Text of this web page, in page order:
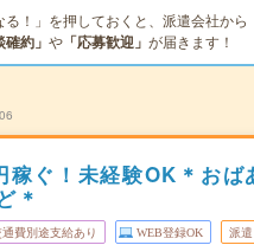
る！」を押しておくと、派遣会社から
確約」 や 「応募歓迎」 が届きます！
稼ぐ！未経験OK＊おば
＊
通費別途支給あり WEB登録OK 派遣